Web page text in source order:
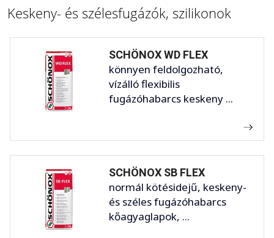
Keskeny- és szélesfugázók, szilikonok
SCHÖNOX WD FLEX
könnyen feldolgozható,
vízálló flexibilis
fugázóhabarcs keskeny ...
SCHÖNOX SB FLEX
normál kötésidejű, keskeny-
és széles fugázóhabarcs
kőagyaglapok, ...